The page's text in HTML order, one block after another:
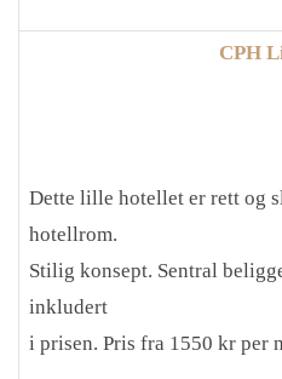
CPH
Dette lille hotellet er rett og
hotellrom.
Stilig konsept. Sentral
inkludert
i prisen. Pris fra 1550 kr per